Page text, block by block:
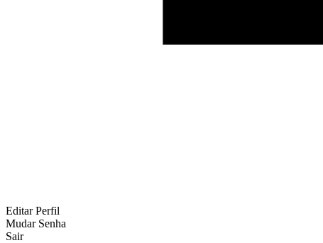
Editar Perfil
Mudar Senha
Sair